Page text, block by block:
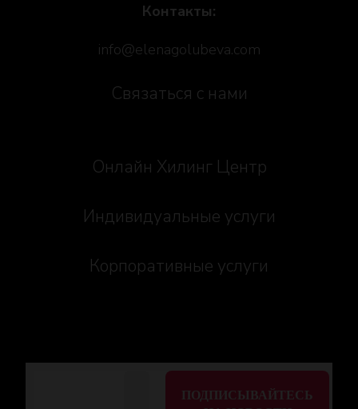
Контакты:
info@elenagolubeva.com
Связаться с нами
Онлайн Хилинг Центр
Индивидуальные услуги
Корпоративные услуги